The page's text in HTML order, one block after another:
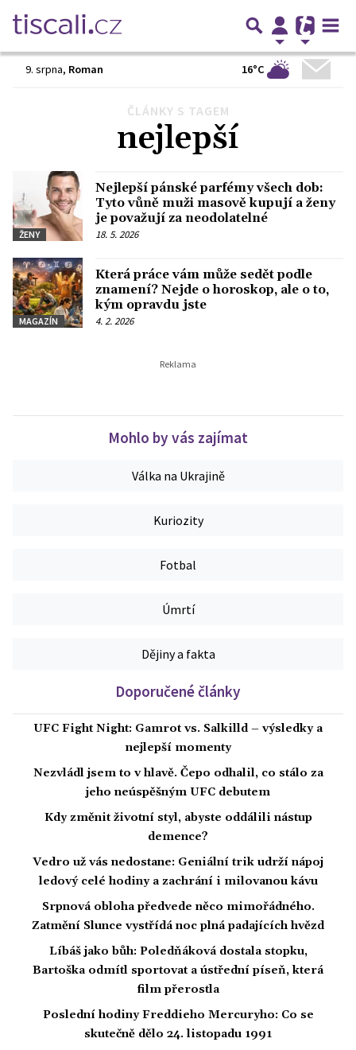
9. srpna, Roman 16°C
ČLÁNKY S TAGEM
nejlepší
ŽENY
Nejlepší pánské parfémy všech dob:
Tyto vůně muži masově kupují a ženy
je považují za neodolatelné
18. 5. 2026
MAGAZÍN
Která práce vám může sedět podle
znamení? Nejde o horoskop, ale o to,
kým opravdu jste
4. 2. 2026
Mohlo by vás zajímat
Válka na Ukrajině
Kuriozity
Fotbal
Úmrtí
Dějiny a fakta
Doporučené články
UFC Fight Night: Gamrot vs. Salkilld – výsledky a
nejlepší momenty
Nezvládl jsem to v hlavě. Čepo odhalil, co stálo za
jeho neúspěšným UFC debutem
Kdy změnit životní styl, abyste oddálili nástup
demence?
Vedro už vás nedostane: Geniální trik udrží nápoj
ledový celé hodiny a zachrání i milovanou kávu
Srpnová obloha předvede něco mimořádného.
Zatmění Slunce vystřídá noc plná padajících hvězd
Líbáš jako bůh: Poledňáková dostala stopku,
Bartoška odmítl sportovat a ústřední píseň, která
film přerostla
Poslední hodiny Freddieho Mercuryho: Co se
skutečně dělo 24. listopadu 1991